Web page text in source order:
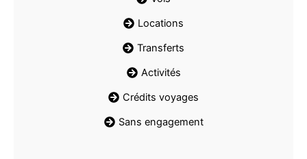
Locations
Transferts
Activités
Crédits voyages
Sans engagement